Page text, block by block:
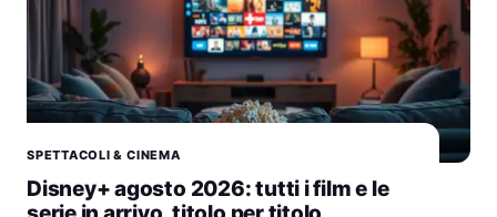
SPETTACOLI & CINEMA
Disney+ agosto 2026: tutti i film e le